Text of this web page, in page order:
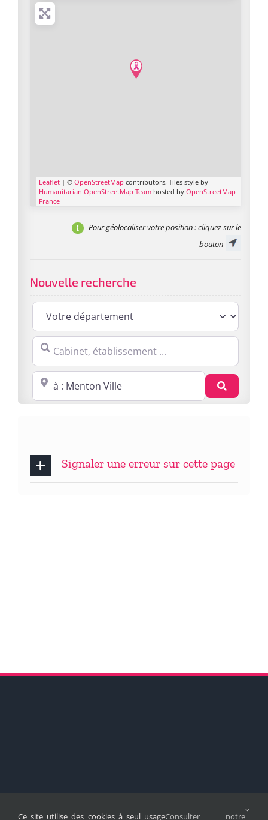
Leaflet | © OpenStreetMap contributors, Tiles style by
Humanitarian OpenStreetMap Team hosted by OpenStreetMap
France
Pour géolocaliser votre position: cliquez sur le
bouton
Nouvelle recherche
Cabinet, établissement ...
Proche de : ville, cp, lieu ...
Signaler une erreur sur cette page
Ce site utilise des cookies à seul usageConsulter notre